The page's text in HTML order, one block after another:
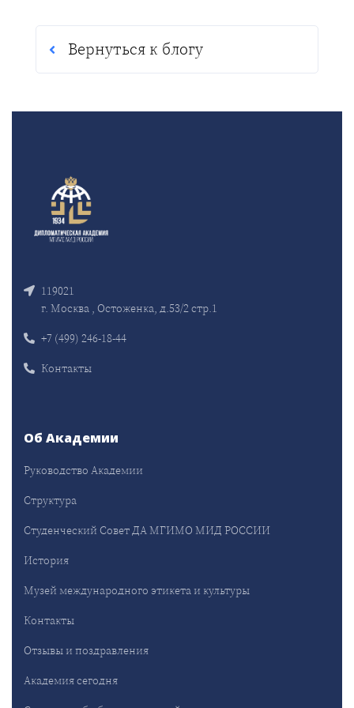
Вернуться к блогу
119021
г. Москва , Остоженка, д.53/2 стр.1
+7 (499) 246-18-44
Контакты
Об Академии
Руководство Академии
Структура
Студенческий Совет ДА МГИМО МИД РОССИИ
История
Музей международного этикета и культуры
Контакты
Отзывы и поздравления
Академия сегодня